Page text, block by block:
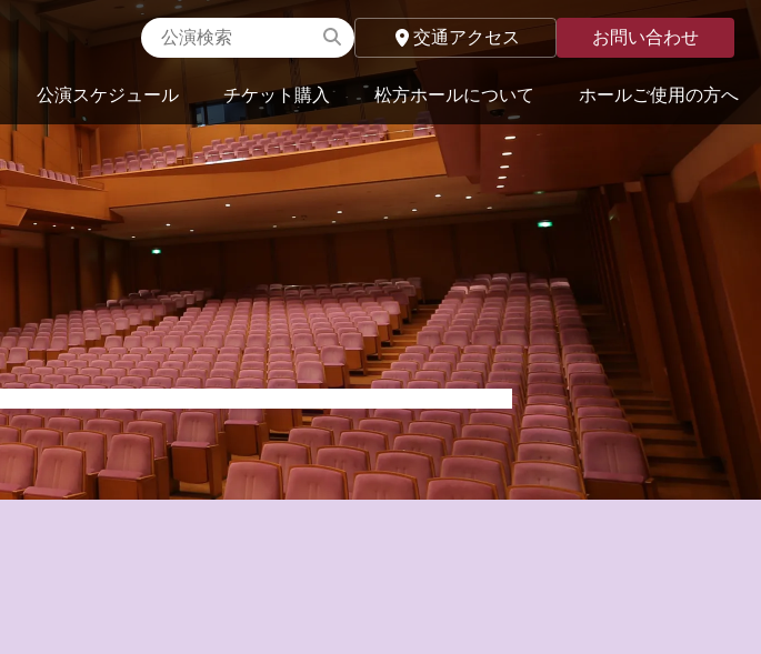
交通アクセス お問い合わせ
公演スケジュール チケット購入 松方ホールについて ホールご使用の方へ